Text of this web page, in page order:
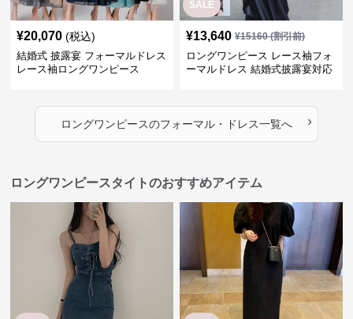
¥20,070 (税込)
結婚式 披露宴 フォーマルドレス
レース袖ロングワンピース
SALE
¥13,640 ¥15160(割引前)
ロングワンピース レース袖フォ
ーマルドレス 結婚式披露宴対応
ロングワンピースのフォーマル・ドレス一覧へ ›
ロングワンピースタイトのおすすめアイテム